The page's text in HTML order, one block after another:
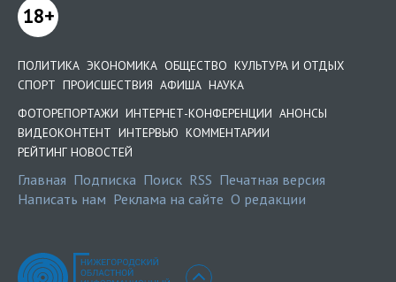
18+
ПОЛИТИКА ЭКОНОМИКА ОБЩЕСТВО КУЛЬТУРА И ОТДЫХ
СПОРТ ПРОИСШЕСТВИЯ АФИША НАУКА
ФОТОРЕПОРТАЖИ ИНТЕРНЕТ-КОНФЕРЕНЦИИ АНОНСЫ
ВИДЕОКОНТЕНТ ИНТЕРВЬЮ КОММЕНТАРИИ
РЕЙТИНГ НОВОСТЕЙ
Главная Подписка Поиск RSS Печатная версия
Написать нам Реклама на сайте О редакции